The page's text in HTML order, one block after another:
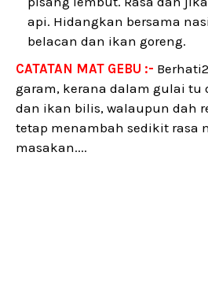
api. Hidangkan bersama
belacan dan ikan goreng.
CATATAN MAT GEBU :-
garam, kerana dalam gulai tu
dan ikan bilis, walaupun dah
tetap menambah sedikit rasa
masakan....